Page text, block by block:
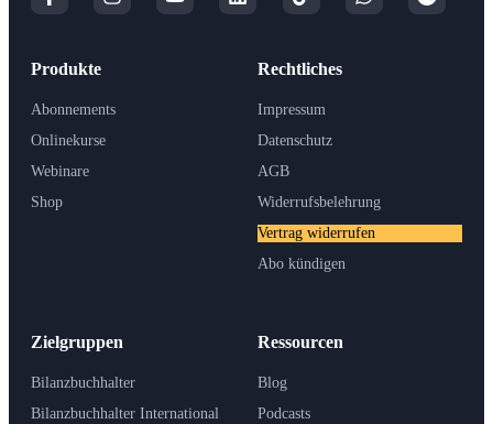
Produkte
Abonnements
Onlinekurse
Webinare
Shop
Zielgruppen
Bilanzbuchhalter
Bilanzbuchhalter International
Ressourcen
Blog
Podcasts
Rechtliches
Impressum
Datenschutz
AGB
Widerrufsbelehrung
Vertrag widerrufen
Abo kündigen